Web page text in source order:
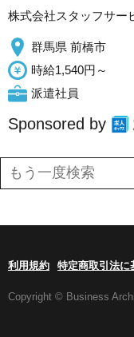
株式会社スタッフサー
群馬県 前橋市
時給1,540円～
派遣社員
Sponsored by
利用規約 特定商取引法に
Copyright © Business